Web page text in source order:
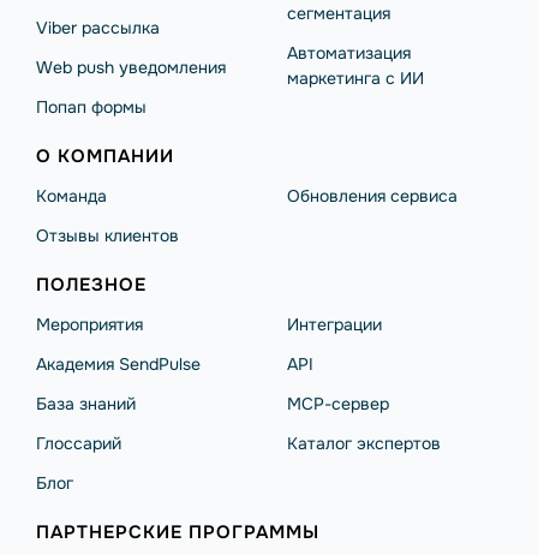
Viber рассылка
Web push уведомления
Попап формы
сегментация
Автоматизация
маркетинга с ИИ
О КОМПАНИИ
Команда
Отзывы клиентов
Обновления сервиса
ПОЛЕЗНОЕ
Мероприятия
Академия SendPulse
База знаний
Глоссарий
Блог
Интеграции
API
MCP-сервер
Каталог экспертов
ПАРТНЕРСКИЕ ПРОГРАММЫ